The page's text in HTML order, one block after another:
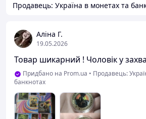
Продавець: Україна в монетах та
Аліна Г.
19.05.2026
Товар шикарний ! Чоловік у
Придбано на Prom.ua • Продавець:
банкнотах